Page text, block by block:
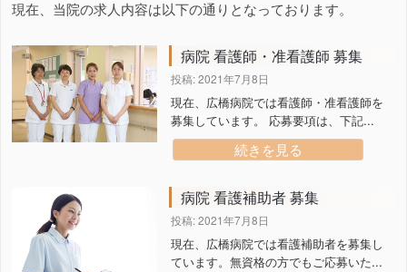
現在、当院の求人内容は以下の通りとなっております。
病院 看護師・准看護師 募集
投稿: 2021年7月8日
現在、広橋病院では看護師・准看護師を
募集しています。 応募要項は、下記...
続きを見る
病院 看護補助者 募集
投稿: 2021年7月8日
現在、広橋病院では看護補助者を募集し
ています。無資格の方でもご応募いた...